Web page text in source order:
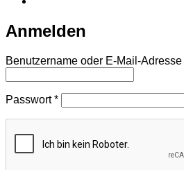
Anmelden
Benutzername oder E-Mail-Adresse
Passwort*Erforderlich